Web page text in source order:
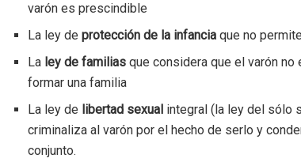
varón es prescindible
La ley deprotección de la infancia que no
La ley de familias que considera que el varón no
formar una familia
La ley de libertad sexual integral (la ley del sólo
criminaliza al varón por el hecho de serlo y
conjunto.